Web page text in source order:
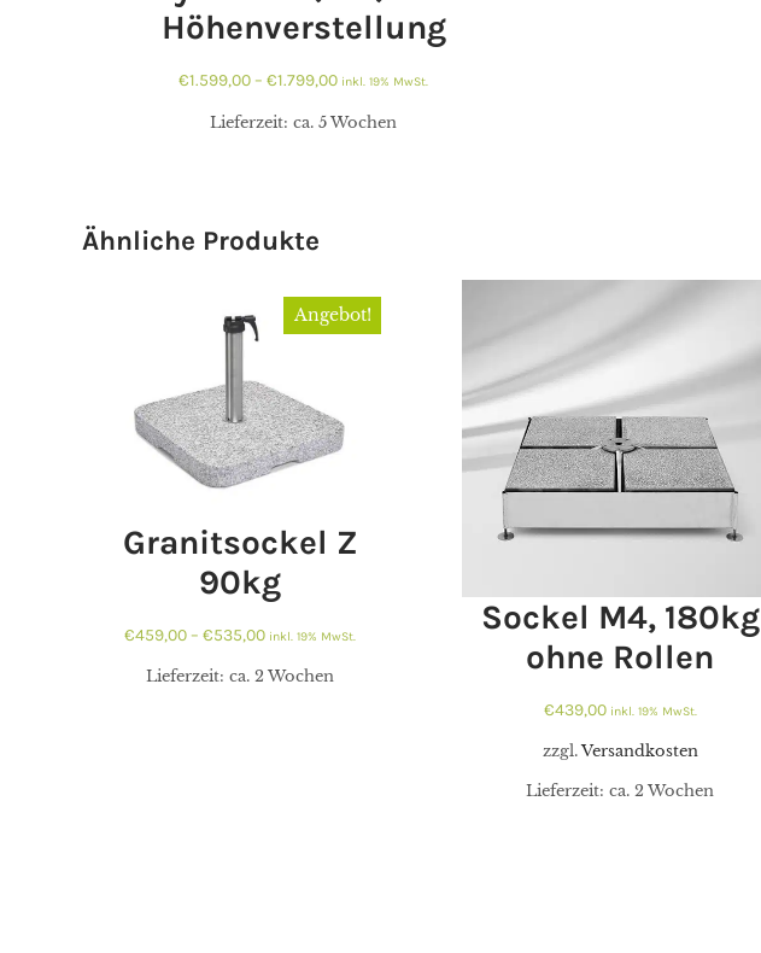
Höhenverstellung
€1.599,00–€1.799,00 inkl. 19% MwSt.
Lieferzeit:ca. 5 Wochen
Ähnliche Produkte
Granitsockel Z
90kg
€459,00–€535,00 inkl. 19% MwSt.
Angebot!
Lieferzeit:ca. 2 Wochen
Sockel M4, 180kg
ohne Rollen
€439,00 inkl. 19% MwSt.
zzgl.Versandkosten
Lieferzeit:ca. 2 Wochen